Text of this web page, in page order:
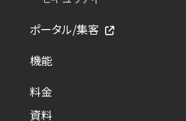
ポータル/集客
機能
料金
資料